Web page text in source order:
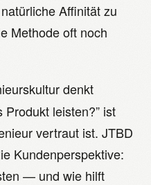
Affinität zu
Methode oft noch
denkt
Produkt leisten?” ist
vertraut ist. JTBD
Kundenperspektive:
— und wie hilft